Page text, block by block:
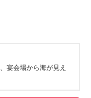
宴会場から海が見え